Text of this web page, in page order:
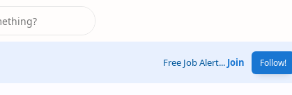
Free Job Alert... Join Follow!